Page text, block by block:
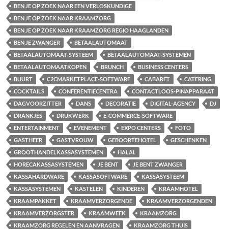
BEN JE OP ZOEK NAAR EEN VERLOSKUNDIGE
BEN JE OP ZOEK NAAR KRAAMZORG
BEN JE OP ZOEK NAAR KRAAMZORG REGIO HAAGLANDEN
BEN JE ZWANGER
BETAALAUTOMAAT
BETAALAUTOMAAT-SYSTEEM
BETAALAUTOMAAT-SYSTEMEN
BETAALAUTOMAATKOPEN
BRUNCH
BUSINESS CENTERS
BUURT
C2CMARKETPLACE-SOFTWARE CABARET
CATERING
COCKTAILS
CONFERENTIECENTRA
CONTACTLOOS-PINAPPARAAT
DAGVOORZITTER
DANS DECORATIE DIGITAL-AGENCY
DJ
DRANKJES
DRUKWERK
E-COMMERCE-SOFTWARE
ENTERTAINMENT
EVENEMENT EXPO CENTERS
FOTO
GASTHEER
GASTVROUW GEBOORTEHOTEL
GESCHENKEN
GROOTHANDELKASSASYSTEMEN
HALAL
HORECAKASSASYSTEMEN
JE BENT
JE BENT ZWANGER
KASSAHARDWARE
KASSASOFTWARE
KASSASYSTEEM
KASSASYSTEMEN
KASTELEN KINDEREN
KRAAMHOTEL
KRAAMPAKKET
KRAAMVERZORGENDE
KRAAMVERZORGENDEN
KRAAMVERZORGSTER
KRAAMWEEK
KRAAMZORG
KRAAMZORG REGELEN EN AANVRAGEN
KRAAMZORG THUIS